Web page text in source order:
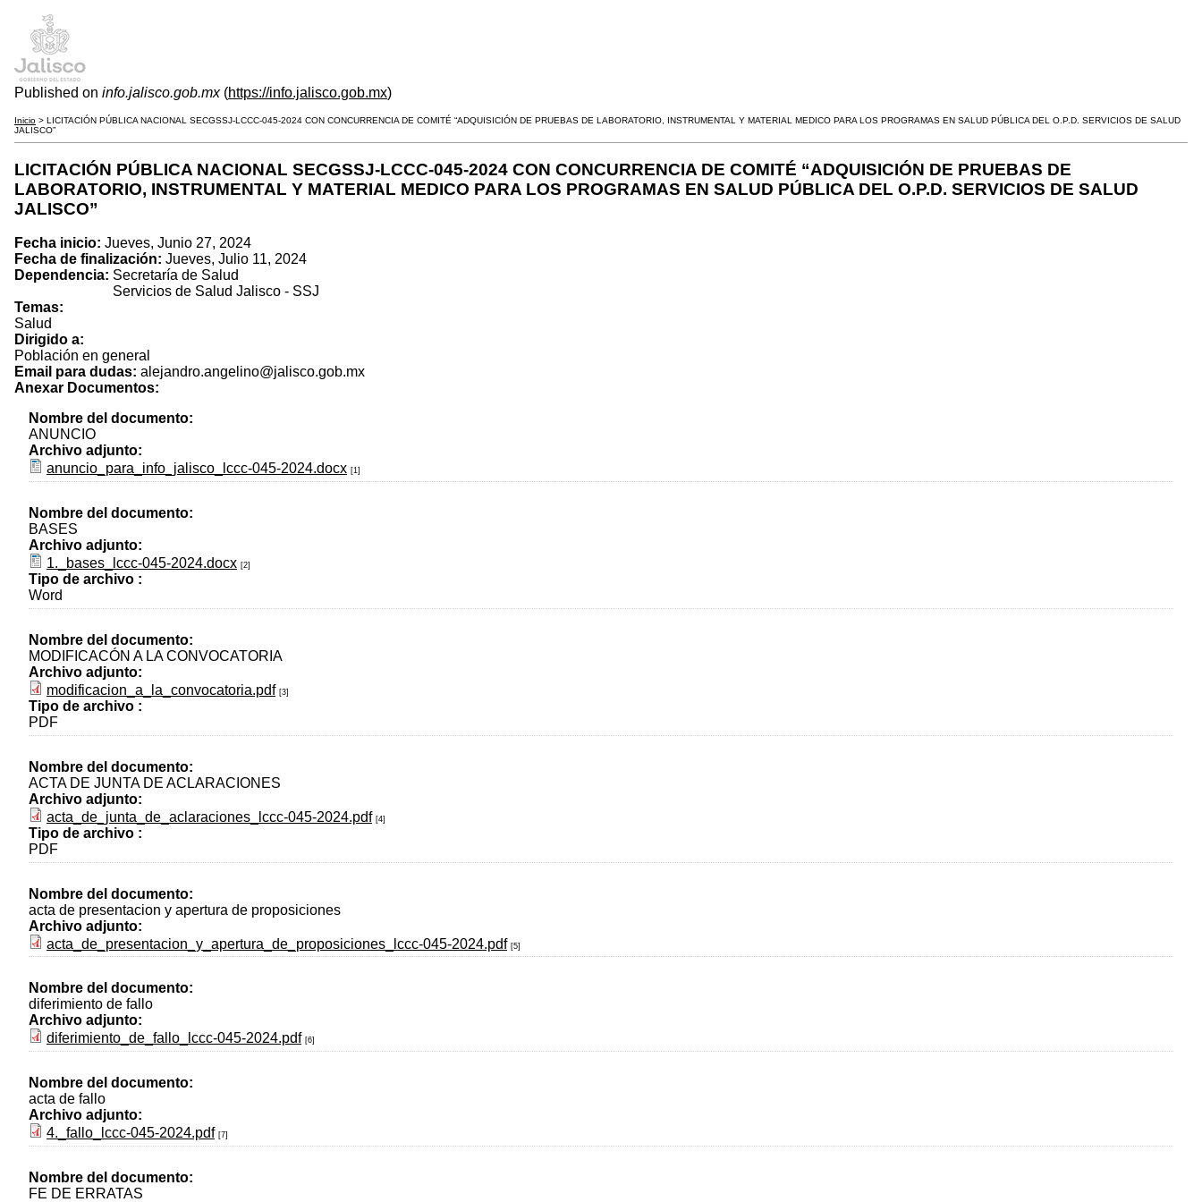
Published on info.jalisco.gob.mx(https://info.jalisco.gob.mx)
Inicio > LICITACIÓN PÚBLICA NACIONAL SECGSSJ-LCCC-045-2024 CON CONCURRENCIA DE COMITÉ “ADQUISICIÓN DE PRUEBAS DE LABORATORIO, INSTRUMENTAL Y MATERIAL MEDICO PARA LOS PROGRAMAS EN SALUD PÚBLICA DEL O.P.D. SERVICIOS DE SALUD
JALISCO”
LICITACIÓN PÚBLICA NACIONAL SECGSSJ-LCCC-045-2024 CON CONCURRENCIA DE COMITÉ “ADQUISICIÓN DE PRUEBAS DE
LABORATORIO, INSTRUMENTAL Y MATERIAL MEDICO PARA LOS PROGRAMAS EN SALUD PÚBLICA DEL O.P.D. SERVICIOS DE SALUD
JALISCO”
Fecha inicio: Jueves, Junio 27, 2024
Fecha de finalización: Jueves, Julio 11, 2024
Dependencia: Secretaría de Salud
Servicios de Salud Jalisco - SSJ
Temas:
Salud
Dirigido a:
Población en general
Email para dudas: alejandro.angelino@jalisco.gob.mx
Anexar Documentos:
Nombre del documento:
ANUNCIO
Archivo adjunto:
anuncio_para_info_jalisco_lccc-045-2024.docx [1]
Nombre del documento:
BASES
Archivo adjunto:
1._bases_lccc-045-2024.docx [2]
Tipo de archivo :
Word
Nombre del documento:
MODIFICACÓN A LA CONVOCATORIA
Archivo adjunto:
modificacion_a_la_convocatoria.pdf [3]
Tipo de archivo :
PDF
Nombre del documento:
ACTA DE JUNTA DE ACLARACIONES
Archivo adjunto:
acta_de_junta_de_aclaraciones_lccc-045-2024.pdf [4]
Tipo de archivo :
PDF
Nombre del documento:
acta de presentacion y apertura de proposiciones
Archivo adjunto:
acta_de_presentacion_y_apertura_de_proposiciones_lccc-045-2024.pdf [5]
Nombre del documento:
diferimiento de fallo
Archivo adjunto:
diferimiento_de_fallo_lccc-045-2024.pdf [6]
Nombre del documento:
acta de fallo
Archivo adjunto:
4._fallo_lccc-045-2024.pdf [7]
Nombre del documento:
FE DE ERRATAS